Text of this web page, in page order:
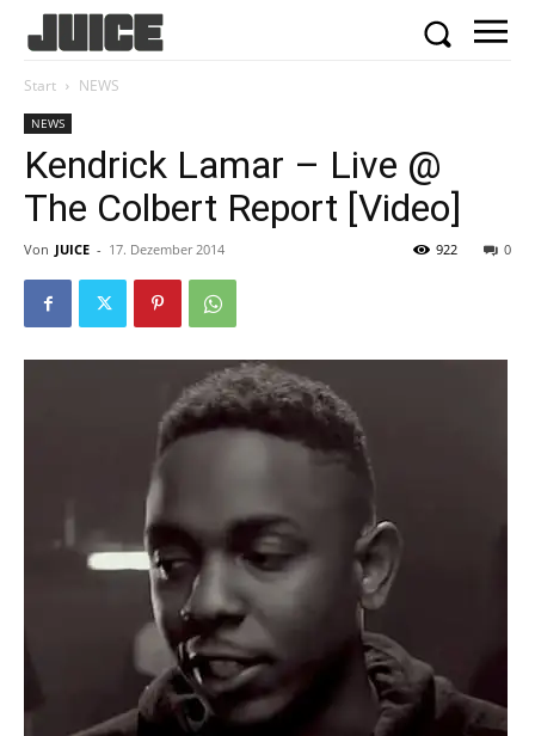
Start NEWS
NEWS
Kendrick Lamar – Live @
The Colbert Report [Video]
Von JUICE - 17. Dezember 2014 0
922